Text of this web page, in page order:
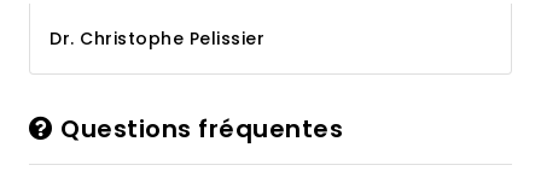
Dr. Christophe Pelissier
Questions fréquentes